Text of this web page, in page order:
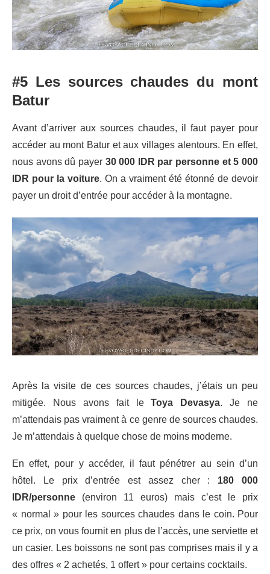
#5 Les sources chaudes du mont
Batur
Avant d’arriver aux sources chaudes, il faut payer pour
accéder au mont Batur et aux villages alentours. En effet,
nous avons dû payer 30 000 IDR par personne et 5 000
IDR pour la voiture. On a vraiment été étonné de devoir
payer un droit d’entrée pour accéder à la montagne.
Après la visite de ces sources chaudes, j’étais un peu
mitigée. Nous avons fait leToya Devasya. Je ne
m’attendais pas vraiment à ce genre de sources chaudes.
Je m’attendais à quelque chose de moins moderne.
En effet, pour y accéder, il faut pénétrer au sein d’un
hôtel. Le prix d’entrée est assez cher : 180 000
IDR/personne (environ 11 euros) mais c’est le prix
« normal » pour les sources chaudes dans le coin. Pour
ce prix, on vous fournit en plus de l’accès, une serviette et
un casier. Les boissons ne sont pas comprises mais il y a
des offres « 2 achetés, 1 offert » pour certains cocktails.